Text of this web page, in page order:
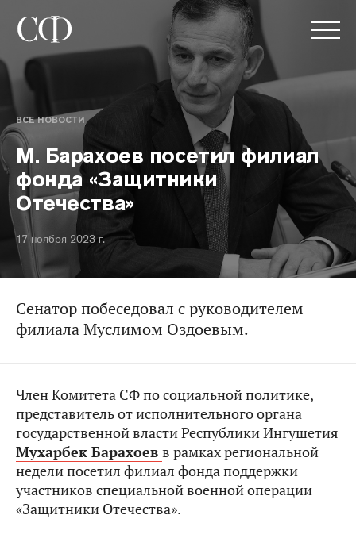
ВСЕ НОВОСТИ
М. Барахоев посетил филиал
фонда «Защитники
Отечества»
17 ноября 2023 г.
Сенатор побеседовал с руководителем
филиала Муслимом Оздоевым.
Член Комитета СФ по социальной политике,
представитель от исполнительного органа
государственной власти Республики Ингушетия
Мухарбек Барахоев в рамках региональной
недели посетил филиал фонда поддержки
участников специальной военной операции
«Защитники Отечества».